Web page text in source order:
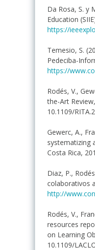
Da Rosa, S. y
Education
https://
Temesio, S.
Pedeciba-
https://
Rodés, V.,
the-Art
10.1109/
Gewerc, A.,
systematizing
Costa Rica,
Diaz, P.,
colaborativos
http://
Rodés, V.,
resources
on Learning
10.1109/